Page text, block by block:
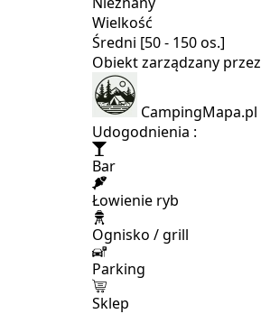
Wielkość
Średni [50 - 150 os.]
Obiekt zarządzany przez
CampingMapa.pl
Udogodnienia :
Bar
Łowienie ryb
Ognisko / grill
Parking
Sklep